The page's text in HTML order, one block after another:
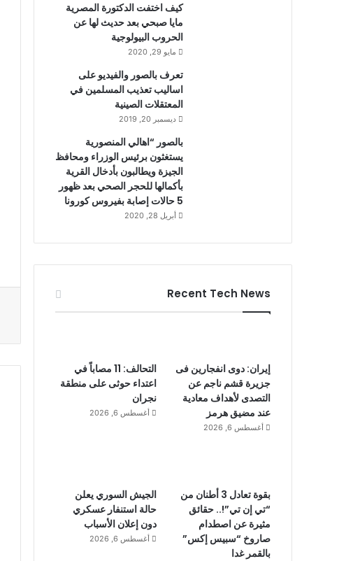
كيف اختفت الدكتورة المصرية
مايا صبحي بعد حديث لها عن
الحروب البيولوجية
مايو 29, 2020
تعرف بالصور والفيديو على
اساليب تعذيب المسلمين في
المعتقلات الصينية
ديسمبر 20, 2019
بالصور “اهالي المنصورية
يستغثون برئيس الوزراء ومحافظ
الجيزة ويطالبون بأدخال القرية
بأكمالها للحجر الصحي بعد ظهور
5 حالات إصابة بفيروس كورونا
أبريل 28, 2020
Recent Tech News
إيران: دوى انفجارين فى
جزيرة قشم ناجم عن
التصدى لأهداف معادية
عند مضيق هرمز
أغسطس 6, 2026
التحالف: 11 مصاباً في
اعتداء حوثى على منطقة
نجران
أغسطس 6, 2026
بقوة تعادل 3 أطنان من
“تي إن تي”!.. حقائق
مثيرة عن اصطدام
صاروخ “سبيس إكس”
بالقمر غدا
الجيش السوري يعلن
حالة استنفار عسكري
دون إعلان الأسباب
أغسطس 6, 2026